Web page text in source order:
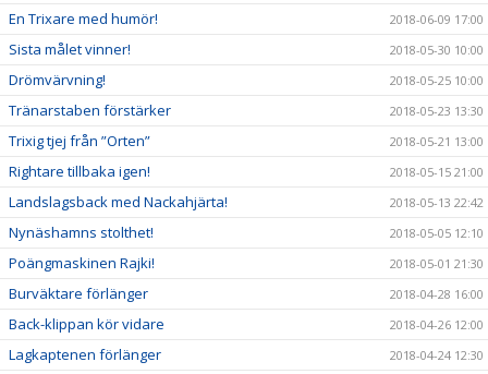
En Trixare med humör! 2018-06-09 17:00
Sista målet vinner! 2018-05-30 10:00
Drömvärvning! 2018-05-25 10:00
Tränarstaben förstärker 2018-05-23 13:30
Trixig tjej från ”Orten” 2018-05-21 13:00
Rightare tillbaka igen! 2018-05-15 21:00
Landslagsback med Nackahjärta! 2018-05-13 22:42
Nynäshamns stolthet! 2018-05-05 12:10
Poängmaskinen Rajki! 2018-05-01 21:30
Burväktare förlänger 2018-04-28 16:00
Back-klippan kör vidare 2018-04-26 12:00
Lagkaptenen förlänger 2018-04-24 12:30